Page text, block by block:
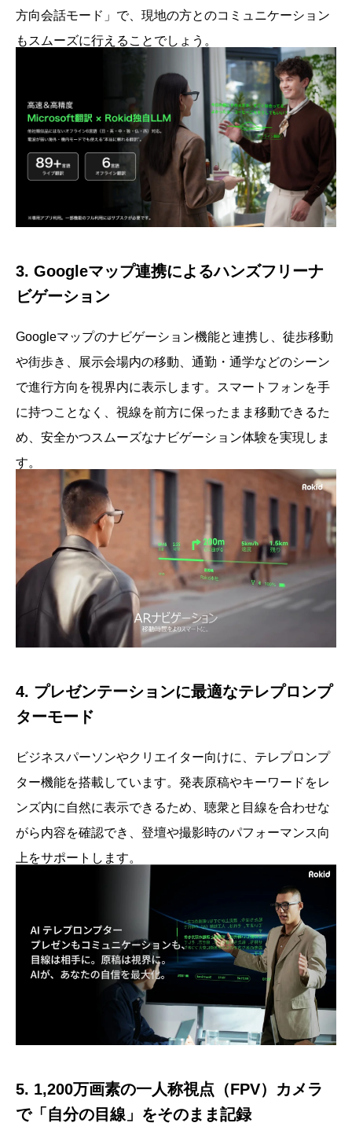
方向会話モード」で、現地の方とのコミュニケーション
もスムーズに行えることでしょう。
3. Googleマップ連携によるハンズフリーナ
ビゲーション
Googleマップのナビゲーション機能と連携し、徒歩移動
や街歩き、展示会場内の移動、通勤・通学などのシーン
で進行方向を視界内に表示します。スマートフォンを手
に持つことなく、視線を前方に保ったまま移動できるた
め、安全かつスムーズなナビゲーション体験を実現しま
す。
4. プレゼンテーションに最適なテレプロンプ
ターモード
ビジネスパーソンやクリエイター向けに、テレプロンプ
ター機能を搭載しています。発表原稿やキーワードをレ
ンズ内に自然に表示できるため、聴衆と目線を合わせな
がら内容を確認でき、登壇や撮影時のパフォーマンス向
上をサポートします。
5. 1,200万画素の一人称視点（FPV）カメラ
で「自分の目線」をそのまま記録